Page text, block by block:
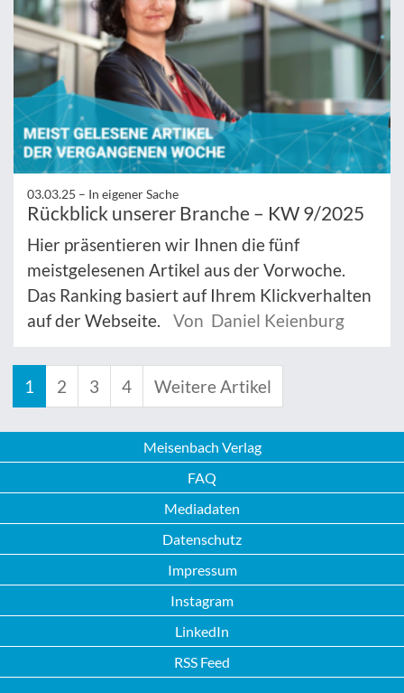
03.03.25 – In eigener Sache
Rückblick unserer Branche – KW 9/2025
Hier präsentieren wir Ihnen die fünf
meistgelesenen Artikel aus der Vorwoche.
Das Ranking basiert auf Ihrem Klickverhalten
auf der Webseite.
Von Daniel Keienburg
1 2 3 4 Weitere Artikel
Meisenbach Verlag
FAQ
Mediadaten
Datenschutz
Impressum
Instagram
LinkedIn
RSS Feed